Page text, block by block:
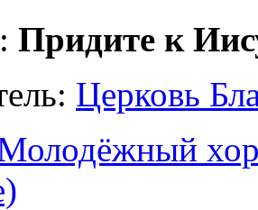
Придите к
Церковь